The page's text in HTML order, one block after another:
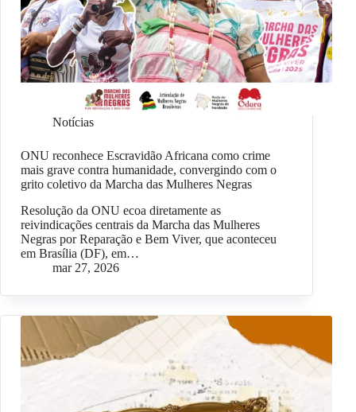
Notícias
ONU reconhece Escravidão Africana como crime
mais grave contra humanidade, convergindo com o
grito coletivo da Marcha das Mulheres Negras
Resolução da ONU ecoa diretamente as
reivindicações centrais da Marcha das Mulheres
Negras por Reparação e Bem Viver, que aconteceu
em Brasília (DF), em…
mar 27, 2026